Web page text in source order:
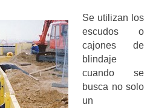
Se utilizan los
escudos o
cajones de
blindaje
cuando se
busca no solo
un